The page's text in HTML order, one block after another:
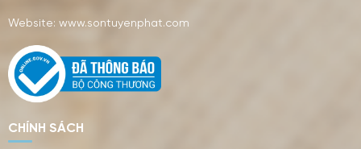
Website: www.sontuyenphat.com
CHÍNH SÁCH